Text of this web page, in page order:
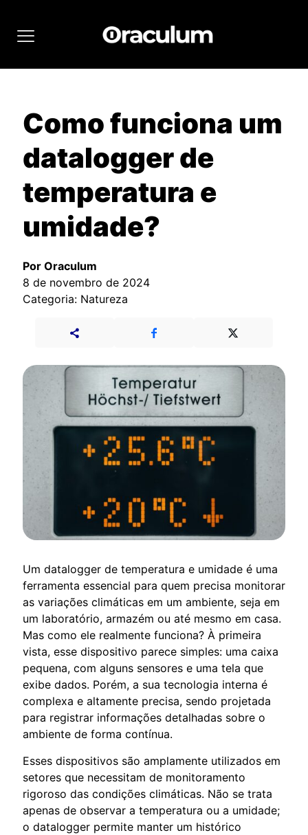
Como funciona um
datalogger de
temperatura e
umidade?
Por Oraculum
8 de novembro de 2024
Categoria: Natureza
Um datalogger de temperatura e umidade é uma
ferramenta essencial para quem precisa monitorar
as variações climáticas em um ambiente, seja em
um laboratório, armazém ou até mesmo em casa.
Mas como ele realmente funciona? À primeira
vista, esse dispositivo parece simples: uma caixa
pequena, com alguns sensores e uma tela que
exibe dados. Porém, a sua tecnologia interna é
complexa e altamente precisa, sendo projetada
para registrar informações detalhadas sobre o
ambiente de forma contínua.
Esses dispositivos são amplamente utilizados em
setores que necessitam de monitoramento
rigoroso das condições climáticas. Não se trata
apenas de observar a temperatura ou a umidade;
o datalogger permite manter um histórico